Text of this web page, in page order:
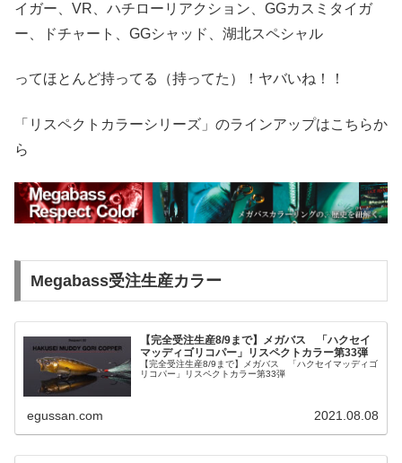
イガー、VR、ハチローリアクション、GGカスミタイガ
ー、ドチャート、GGシャッド、湖北スペシャル
ってほとんど持ってる（持ってた）！ヤバいね！！
「リスペクトカラーシリーズ」のラインアップはこちらか
ら
Megabass受注生産カラー
【完全受注生産8/9まで】メガバス 「ハクセイ
マッディゴリコパー」リスペクトカラー第33弾
【完全受注生産8/9まで】メガバス 「ハクセイマッディゴ
リコパー」リスペクトカラー第33弾
egussan.com 2021.08.08